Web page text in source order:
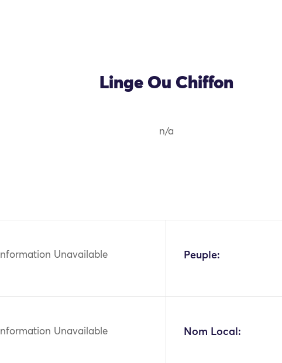
Linge Ou Chiffon
n/a
Information Unavailable Peuple:
Information Unavailable Nom Local: